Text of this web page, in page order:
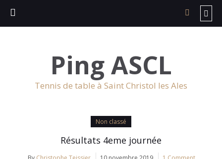
Ping ASCL
Tennis de table à Saint Christol les Ales
Non classé
Résultats 4eme journée